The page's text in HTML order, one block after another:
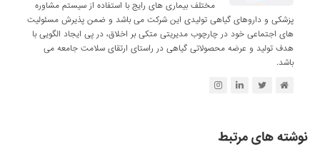
مختلف بیماری های رایج با استفاده از سیستم مشاوره
پزشکی و داروهای گیاهی تولیدی این شرکت می باشد و ضمن پذیرش مسئولیت
های اجتماعی خود در چارچوب مدیریتی متکی بر اخلاق، در پی ایجاد الگویی با
هدف تولید و عرضه محصولاتی گیاهی در راستای ارتقای سلامت جامعه می
باشد.
نوشته های مرتبط